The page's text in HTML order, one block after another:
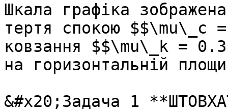
Шкала графiка
тертя спокою $$\mu\_c
ковзання $$\mu\_k =
на горизонтальнiй
&#x20;Задача 1